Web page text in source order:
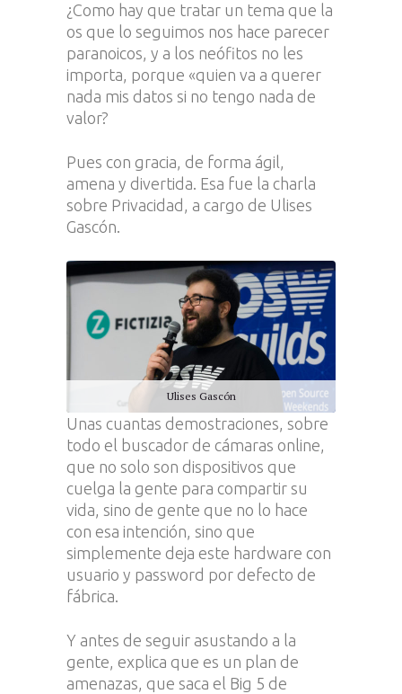
¿Como hay que tratar un tema que la
os que lo seguimos nos hace parecer
paranoicos, y a los neófitos no les
importa, porque «quien va a querer
nada mis datos si no tengo nada de
valor?
Pues con gracia, de forma ágil,
amena y divertida. Esa fue la charla
sobre Privacidad, a cargo de Ulises
Gascón.
Ulises Gascón
Unas cuantas demostraciones, sobre
todo el buscador de cámaras online,
que no solo son dispositivos que
cuelga la gente para compartir su
vida, sino de gente que no lo hace
con esa intención, sino que
simplemente deja este hardware con
usuario y password por defecto de
fábrica.
Y antes de seguir asustando a la
gente, explica que es un plan de
amenazas, que saca el Big 5 de